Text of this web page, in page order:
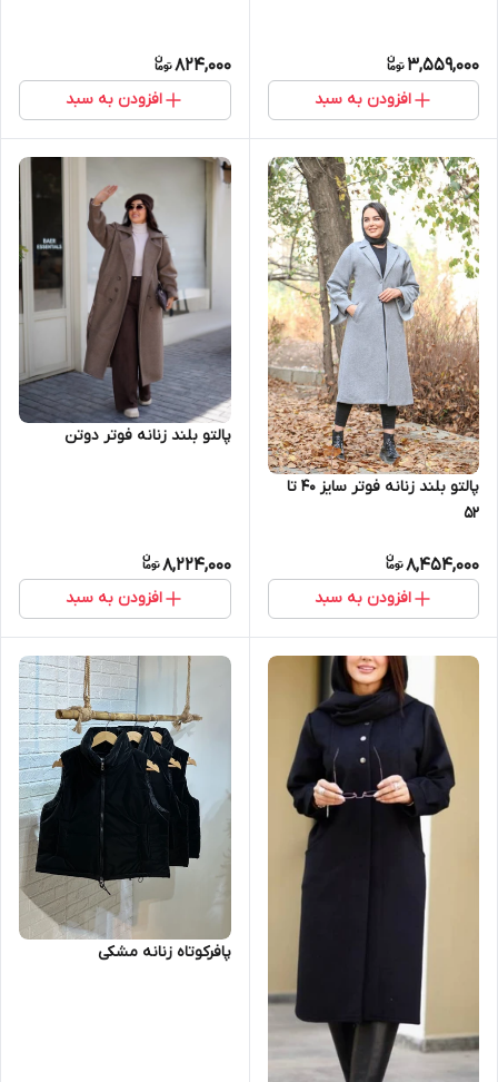
3,559,000
افزودن به سبد
824,000
افزودن به سبد
پالتو بلند زنانه فوتر سایز ۴۰ تا
۵۲
8,454,000
افزودن به سبد
پالتو بلند زنانه فوتر دوتن
8,224,000
افزودن به سبد
پافرکوتاه زنانه مشکی